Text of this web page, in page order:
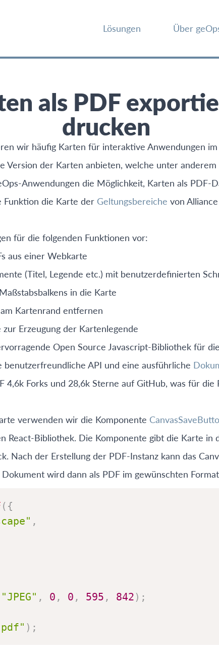
Lösungen Über
als PDF
drucken
wir häufig Karten für interaktive Anwendungen
Version der Karten anbieten, welche unter
Anwendungen die Möglichkeit, Karten als PDF-
Funktion die Karte der Geltungsbereiche von
für die folgenden Funktionen vor:
aus einer Webkarte
(Titel, Legende etc.) mit benutzerdefinierten
in die Karte
Kartenrand entfernen
Erzeugung der Kartenlegende
Open Source Javascript-Bibliothek für
API und eine ausführliche
4,6k Forks und 28,6k Sterne auf GitHub, was für
verwenden wir die Komponente
React-Bibliothek. Die Komponente gibt die Karte in
Nach der Erstellung der PDF-Instanz kann das
wird dann als PDF im gewünschten
( {
,
"JPEG" , 0 , 0 , 595 , 842) ;
) ;